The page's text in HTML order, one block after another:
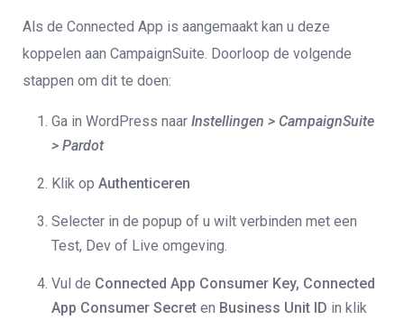
Als de Connected App is aangemaakt kan u deze
koppelen aan CampaignSuite. Doorloop de volgende
stappen om dit te doen:
Ga in WordPress naar Instellingen > CampaignSuite
> Pardot
Klik op Authenticeren
Selecter in de popup of u wilt verbinden met een
Test, Dev of Live omgeving.
Vul de Connected App Consumer Key, Connected
App Consumer Secret en Business Unit ID in klik